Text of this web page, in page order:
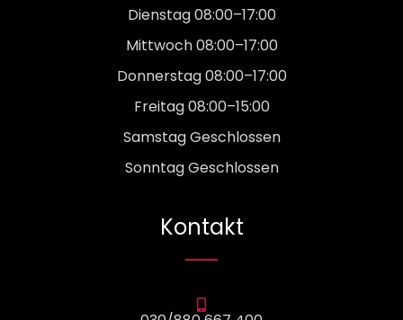
Dienstag 08:00–17:00
Mittwoch 08:00–17:00
Donnerstag 08:00–17:00
Freitag 08:00–15:00
Samstag Geschlossen
Sonntag Geschlossen
Kontakt